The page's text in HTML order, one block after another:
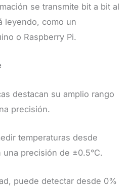
se transmite bit a bit al
leyendo, como un
o Raspberry Pi.
destacan su amplio rango
precisión.
temperaturas desde
una precisión de ±0.5°C.
puede detectar desde 0%